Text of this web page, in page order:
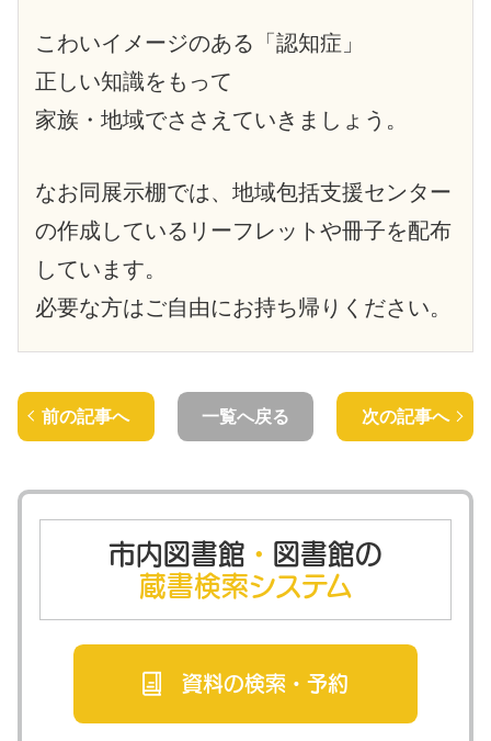
こわいイメージのある「認知症」
正しい知識をもって
家族・地域でささえていきましょう。
なお同展示棚では、地域包括支援センター
の作成しているリーフレットや冊子を配布
しています。
必要な方はご自由にお持ち帰りください。
前の記事へ 一覧へ戻る 次の記事へ
市内図書館 ・ 図書館の
蔵書検索システム
資料の検索・ 予約